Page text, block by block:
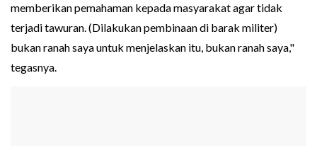
memberikan pemahaman kepada masyarakat agar tidak
terjadi tawuran. (Dilakukan pembinaan di barak militer)
bukan ranah saya untuk menjelaskan itu, bukan ranah saya,"
tegasnya.